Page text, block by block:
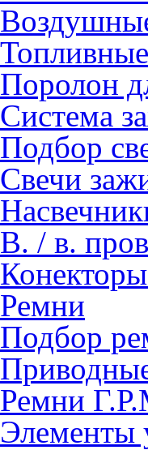
Поролон
Система
Подбор
Свечи
В. / в.
Ремни
Подбор
Ремни
Элементы